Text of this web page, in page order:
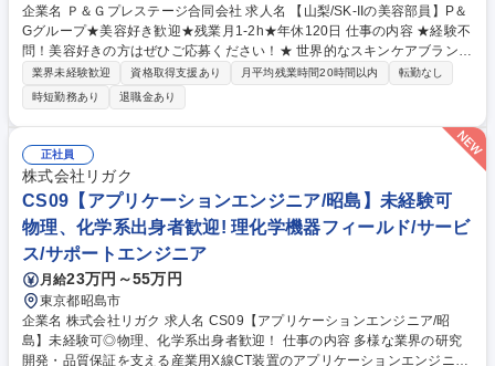
企業名 Ｐ＆Ｇプレステージ合同会社 求人名 【山梨/SK-IIの美容部員】P＆
Gグループ★美容好き歓迎★残業月1-2h★年休120日 仕事の内容 ★経験不
問！美容好きの方はぜひご応募ください！★ 世界的なスキンケアブランド
SK-IIの美容部員(SE：スキンエキスパート)として、化粧品のカウンセリン
グ販売をお任せします！ ≪SK-IIの接客について≫ ビューティトークで盛
り上がり、お客様目線での接客頂きます。 お客様に共感し、疑問に対して
丁寧にお答えしていくスタンスが大切です。自社製品の知識にとどまら
ず、幅広く美容知識や流行にアンテナを張り、商品以外のことでも気軽に
質問ができる、友達のような親しみやすい存在を目指します。≪評価につ
いて≫定量と定性の両方で、自己評価と上長評価を摺合せて決定。頑張り
が報われる環境です！ 募集職種 【山梨/SK-IIの美容部員】P＆Gグループ
★美容好き歓迎★残業月1-2h★年休120日
業界未経験歓迎 資格取得支援あり 月平均残業時間20時間以内
転勤なし
時短勤務あり
退職金あり
正社員
株式会社リガク
CS09【アプリケーションエンジニア/昭島】未経験可
物理、化学系出身者歓迎! 理化学機器フィールド/サービ
ス/サポートエンジニア
月給23万円～55万円
東京都昭島市
企業名 株式会社リガク 求人名 CS09【アプリケーションエンジニア/昭
島】未経験可◎物理、化学系出身者歓迎！ 仕事の内容 多様な業界の研究
開発・品質保証を支える産業用X線CT装置のアプリケーションエンジニ